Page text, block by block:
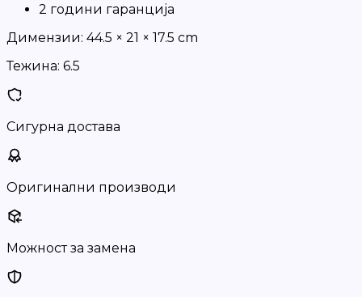
2 години гаранција
Димензии: 44.5 × 21 × 17.5 cm
Тежина: 6.5
Сигурна достава
Оригинални производи
Можност за замена